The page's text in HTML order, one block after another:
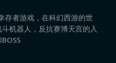
存者游戏，在科幻西游的世
机器人，反抗赛博天宫的入